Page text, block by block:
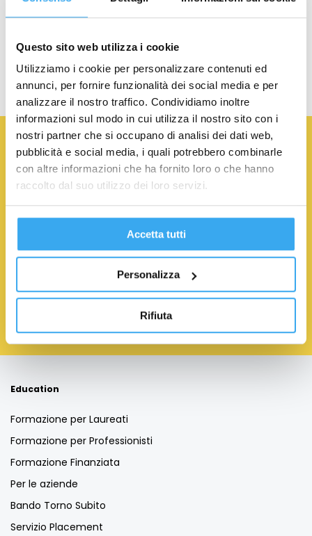
Questo sito web utilizza i cookie
Utilizziamo i cookie per personalizzare contenuti ed
annunci, per fornire funzionalità dei social media e per
analizzare il nostro traffico. Condividiamo inoltre
informazioni sul modo in cui utilizza il nostro sito con i
nostri partner che si occupano di analisi dei dati web,
pubblicità e social media, i quali potrebbero combinarle
con altre informazioni che ha fornito loro o che hanno
raccolto dal suo utilizzo dei loro servizi.
Accetta tutti
Personalizza
Rifiuta
Iscriviti alla newsletter
NOME* COGNOME *
EMAIL
Acconsento al trattamento dei Dati Personali.
Policy
Education
Formazione per Laureati
Formazione per Professionisti
Formazione Finanziata
Per le aziende
Bando Torno Subito
Servizio Placement